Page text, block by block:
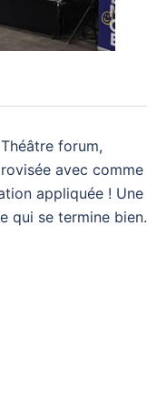
forum,
avec comme
appliquée ! Une
qui se termine bien.